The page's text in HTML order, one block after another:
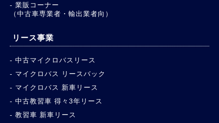
業販コーナー
（中古車専業者・輸出業者向）
リース事業
中古マイクロバスリース
マイクロバス リースバック
マイクロバス 新車リース
中古教習車 得々3年リース
教習車 新車リース